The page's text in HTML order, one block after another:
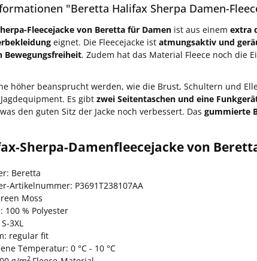
"Beretta Halifax Sherpa Damen-
Fleecejacke von Beretta für Damen ist aus einem extra
eignet. Die Fleecejacke ist atmungsaktiv und
Bewegungsfreiheit. Zudem hat das Material Fleece noch die
höher beansprucht werden, wie die Brust, Schultern und
Es gibt zwei Seitentaschen und eine
den guten Sitz der Jacke noch verbessert. Das gummierte
Sherpa-Damenfleecejacke von
Beretta
Artikelnummer: P3691T238107AA
Moss
100 % Polyester
3XL
regular fit
Temperatur: 0 °C - 10 °C
2